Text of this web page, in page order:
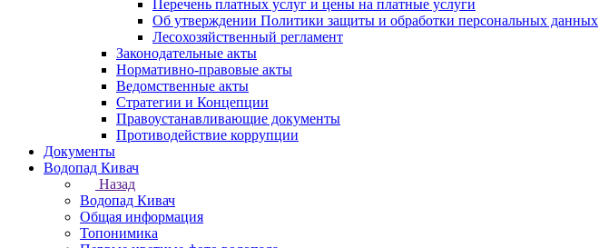
Перечень платных услуг и цены на платные услуги
Об утверждении Политики защиты и обработки персональных данных
Лесохозяйственный регламент
Законодательные акты
Нормативно-правовые акты
Ведомственные акты
Стратегии и Концепции
Правоустанавливающие документы
Противодействие коррупции
Документы
Водопад Кивач
Назад
Водопад Кивач
Общая информация
Топонимика